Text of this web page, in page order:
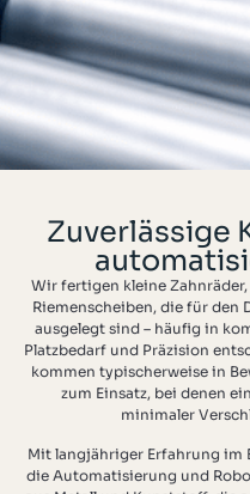
Zuverlässige
Wir fertigen kleine Zahnräder,
Riemenscheiben, die für den
ausgelegt sind – häufig in
Platzbedarf und Präzision
kommen typischerweise in
zum Einsatz, bei denen
minimaler
Mit langjähriger Erfahrung im
die Automatisierung und